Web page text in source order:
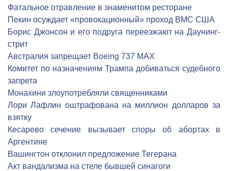
Фатальное отравление в знаменитом ресторане
Пекин осуждает «провокационный» проход ВМС США
Борис Джонсон и его подруга переезжают на Даунинг-
стрит
Австралия запрещает Boeing 737 MAX
Комитет по назначениям Трампа добиваться судебного
запрета
Монахини злоупотребляли священниками
Лори Лафлин оштрафована на миллион долларов за
взятку
Кесарево сечение вызывает споры об абортах в
Аргентине
Вашингтон отклонил предложение Тегерана
Акт вандализма на стеле бывшей синагоги